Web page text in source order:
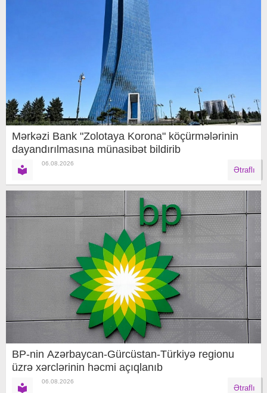
Mərkəzi Bank "Zolotaya Korona" köçürmələrinin
dayandırılmasına münasibət bildirib
06.08.2026
Ətraflı
BP-nin Azərbaycan-Gürcüstan-Türkiyə regionu
üzrə xərclərinin həcmi açıqlanıb
06.08.2026
Ətraflı